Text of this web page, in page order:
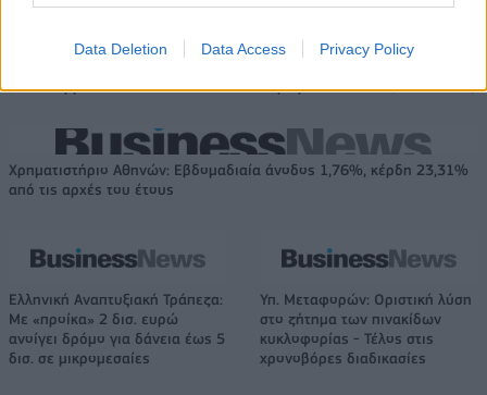
Data Deletion Data Access Privacy Policy
«Η οικογένεια Μπας φέρεται να
της Βιλερμπάν»
Εθνική Παίδων: Κόντρα στη
Ευρωμπάσκετ U16 (live stream)
Χρηματιστήριο Αθηνών: Εβδομαδιαία άνοδος 1,76%, κέρδη 23,31%
από τις αρχές του έτους
Ελληνική Αναπτυξιακή Τράπεζα:
Με «προίκα» 2 δισ. ευρώ
ανοίγει δρόμο για δάνεια έως 5
δισ. σε μικρομεσαίες
Υπ. Μεταφορών: Οριστική λύση
στο ζήτημα των πινακίδων
κυκλοφορίας - Τέλος στις
χρονοβόρες διαδικασίες